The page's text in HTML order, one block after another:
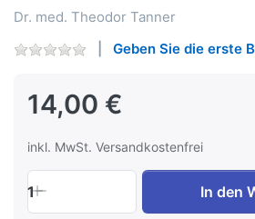
Dr. med. Theodor Tanner
Geben Sie die erste
14,00 €
inkl. MwSt. Versandkostenfrei
1 In den